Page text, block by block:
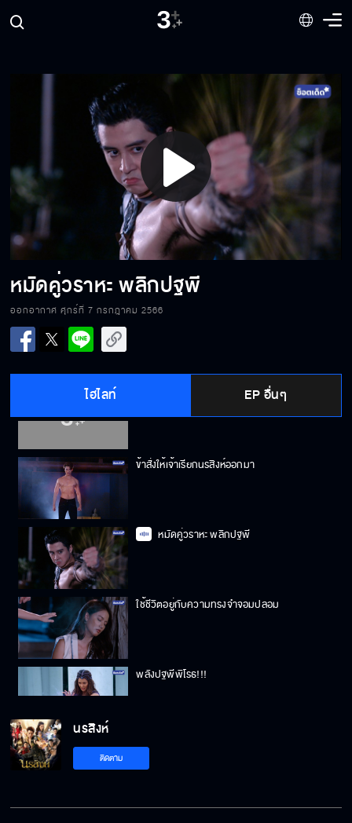
Play
Video
หมัดคู่วราหะ พลิกปฐพี
ออกอากาศ ศุกร์ที่ 7 กรกฎาคม 2566
ไฮไลท์ EP อื่นๆ
ขอเพียงท่าน ถอนคำสาปให้กับข้า
ใช้เพื่อนรัก เป็นเหยื่อล่อพวกอมนุษย์
ยอมเสียสละ เพื่อแลกพลังที่แข็งแกร่ง
จงหลับตา แล้วมองฟ้าด้วยหัวใจ
ข้าสั่งให้เจ้าเรียกนรสิงห์ออกมา
หมัดคู่วราหะ พลิกปฐพี
ใช้ชีวิตอยู่กับความทรงจำจอมปลอม
พลังปฐพีพิโรธ!!!
กักขังอมนุษย์ไร้สัจจะ ไว้ในมิติมืด!
นรสิงห์
ติดตาม